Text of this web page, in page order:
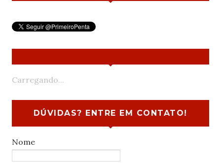
Carregando...
DÚVIDAS? ENTRE EM CONTATO!
Nome